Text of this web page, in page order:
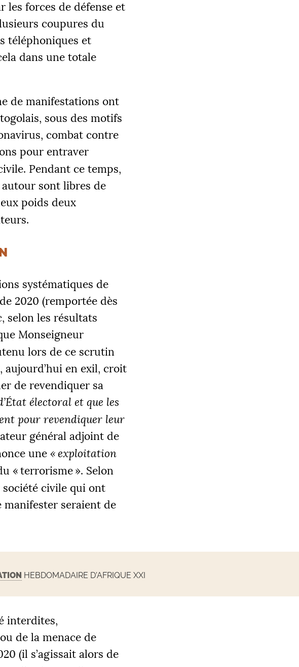
les forces de défense et
coupures du
téléphoniques et
dans une totale
de manifestations ont
sous des motifs
combat contre
pour entraver
Pendant ce temps,
sont libres de
poids deux
systématiques de
2020 (remportée dès
selon les résultats
Monseigneur
lors de ce scrutin
aujourd’hui en exil, croit
de revendiquer sa
électoral et que les
pour revendiquer leur
général adjoint de
une «exploitation
«terrorisme». Selon
civile qui ont
seraient de
HEBDOMADAIRE D’AFRIQUE XXI
interdites,
de la menace de
(il s’agissait alors de
20 000 €
|
15000 €
UN DON